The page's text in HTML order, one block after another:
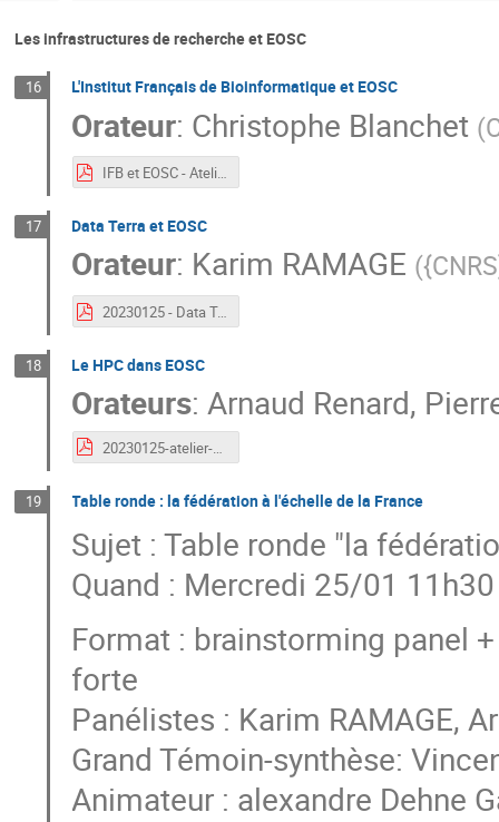
Les infrastructures de recherche et EOSC
16 L'Institut Français de Bioinformatique et EOSC
Orateur: Christophe Blanchet (
IFB et EOSC - Atelier EOSC-FR.pdf
17 Data Terra et EOSC
Orateur: Karim RAMAGE (
20230125 - Data Terra & EOSC.pdf
18 Le HPC dans EOSC
Orateurs:Arnaud Renard,
20230125-atelier-eosc-mesonet.pdf
19 Table ronde : la fédération à l'échelle de la France
Sujet : Table ronde "la
Quand : Mercredi 25/01
Format : brainstorming panel
forte
Panélistes : Karim RAMAGE,
Grand Témoin-synthèse:
Animateur : alexandre Dehne